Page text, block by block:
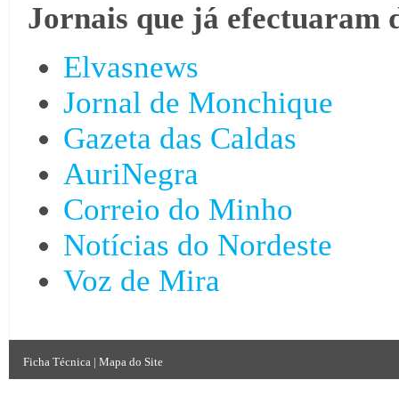
Jornais que já efectuaram
Elvasnews
Jornal de Monchique
Gazeta das Caldas
AuriNegra
Correio do Minho
Notícias do Nordeste
Voz de Mira
Ficha Técnica | Mapa do Site